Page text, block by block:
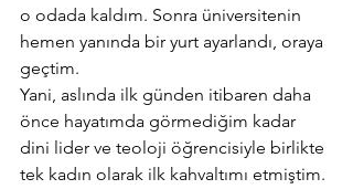
o odada kaldım. Sonra üniversitenin
hemen yanında bir yurt ayarlandı, oraya
geçtim.
Yani, aslında ilk günden itibaren daha
önce hayatımda görmediğim kadar
dini lider ve teoloji öğrencisiyle birlikte
tek kadın olarak ilk kahvaltımı etmiştim.